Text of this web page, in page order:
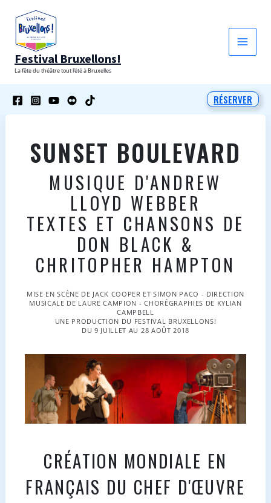
contenu
Festival Bruxellons!
La fête du théâtre tout l'été à Bruxelles
RÉSERVER
SUNSET BOULEVARD
MUSIQUE D'ANDREW
LLOYD WEBBER
TEXTES ET CHANSONS DE
DON BLACK &
CHRITOPHER HAMPTON
MISE EN SCÈNE DE JACK COOPER ET SIMON PACO - DIRECTION
MUSICALE DE LAURE CAMPION - CHORÉGRAPHIES DE KYLIAN
CAMPBELL
UNE PRODUCTION DU FESTIVAL BRUXELLONS!
DU 9 JUILLET AU 28 AOÛT 2018
CRÉATION MONDIALE EN
FRANÇAIS DU CHEF D'ŒUVRE